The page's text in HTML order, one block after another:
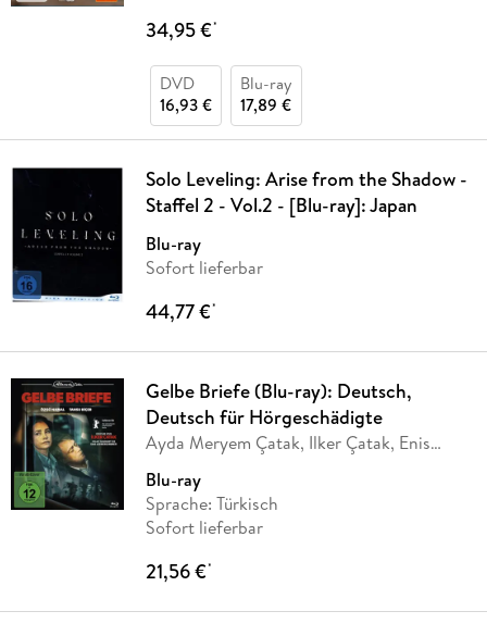
34,95 €*
DVD
16,93 €
Blu-ray
17,89 €
Solo Leveling: Arise from the Shadow -
Staffel 2 - Vol.2 - [Blu-ray]: Japan
Blu-ray
Sofort lieferbar
44,77 €*
Gelbe Briefe (Blu-ray): Deutsch,
Deutsch für Hörgeschädigte
Ayda Meryem Çatak, Ilker Çatak, Enis
Blu-ray
Sprache: Türkisch
Sofort lieferbar
21,56 €*